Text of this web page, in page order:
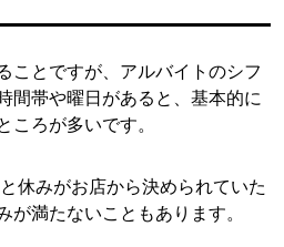
ことですが、アルバイトのシフ
間帯や曜日があると、基本的に
ろが多いです。
休みがお店から決められていた
が満たないこともあります。